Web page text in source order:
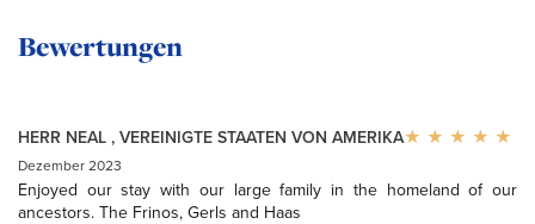
Bewertungen
HERR NEAL , VEREINIGTE STAATEN VON AMERIKA
Dezember 2023
Enjoyed our stay with our large family in the homeland of our
ancestors. The Frinos, Gerls and Haas